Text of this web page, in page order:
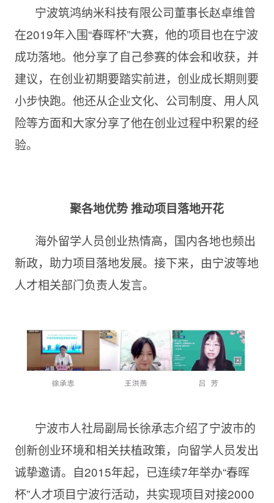
宁波筑鸿纳米科技有限公司董事长赵卓维曾
在2019年入围“春晖杯”大赛，他的项目也在宁波
成功落地。他分享了自己参赛的体会和收获，并
建议，在创业初期要踏实前进，创业成长期则要
小步快跑。他还从企业文化、公司制度、用人风
险等方面和大家分享了他在创业过程中积累的经
验。
聚各地优势 推动项目落地开花
海外留学人员创业热情高，国内各地也频出
新政，助力项目落地发展。接下来，由宁波等地
人才相关部门负责人发言。
宁波市人社局副局长徐承志介绍了宁波市的
创新创业环境和相关扶植政策，向留学人员发出
诚挚邀请。自2015年起，已连续7年举办“春晖
杯”人才项目宁波行活动，共实现项目对接2000